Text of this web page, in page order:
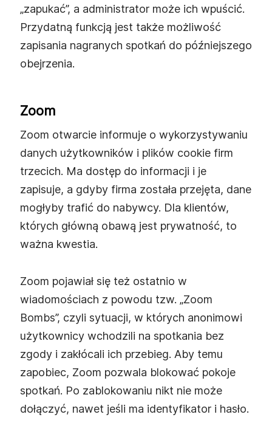
„zapukać”, a administrator może ich wpuścić.
Przydatną funkcją jest także możliwość
zapisania nagranych spotkań do późniejszego
obejrzenia.
Zoom
Zoom otwarcie informuje o wykorzystywaniu
danych użytkowników i plików cookie firm
trzecich. Ma dostęp do informacji i je
zapisuje, a gdyby firma została przejęta, dane
mogłyby trafić do nabywcy. Dla klientów,
których główną obawą jest prywatność, to
ważna kwestia.
Zoom pojawiał się też ostatnio w
wiadomościach z powodu tzw. „Zoom
Bombs”, czyli sytuacji, w których anonimowi
użytkownicy wchodzili na spotkania bez
zgody i zakłócali ich przebieg. Aby temu
zapobiec, Zoom pozwala blokować pokoje
spotkań. Po zablokowaniu nikt nie może
dołączyć, nawet jeśli ma identyfikator i hasło.